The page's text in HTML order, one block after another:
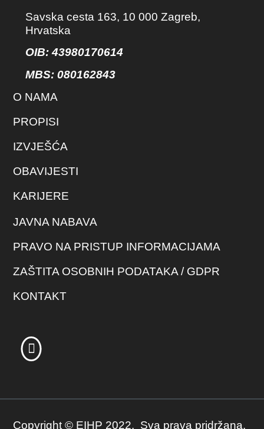
Savska cesta 163, 10 000 Zagreb,
Hrvatska
OIB: 43980170614
MBS: 080162843
O NAMA
PROPISI
IZVJEŠĆA
OBAVIJESTI
KARIJERE
JAVNA NABAVA
PRAVO NA PRISTUP INFORMACIJAMA
ZAŠTITA OSOBNIH PODATAKA / GDPR
KONTAKT
Copyright © EIHP 2022. Sva prava pridržana.